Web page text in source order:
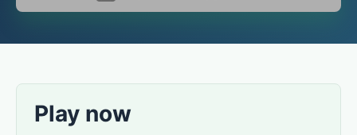
Play now